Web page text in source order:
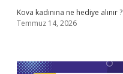
Kova kadınına ne hediye alınır ?
Temmuz 14, 2026